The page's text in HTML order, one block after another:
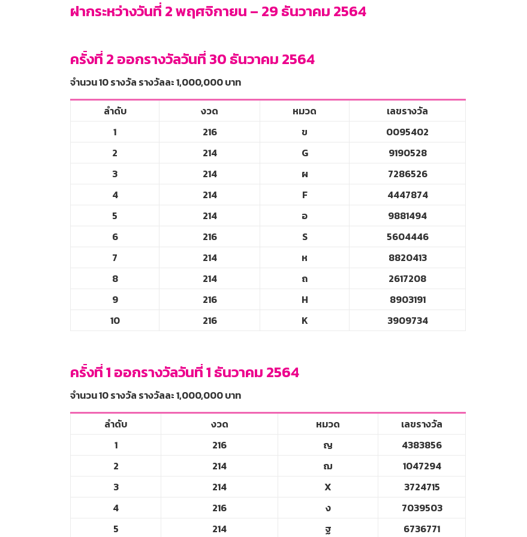
ฝากระหว่างวันที่ 2 พฤศจิกายน – 29 ธันวาคม 2564
ครั้งที่ 2 ออกรางวัลวันที่ 30 ธันวาคม 2564
จำนวน 10 รางวัล รางวัลละ 1,000,000 บาท
ลำดับ
งวด หมวด
เลขรางวัล
1
216 ข
0095402
2
214 G
9190528
3
214 ผ
7286526
4
214 F
4447874
5
214 อ
9881494
6
216 S
5604446
7
214 ห
8820413
8
214 ถ
2617208
9
216 H
8903191
10
216 K 3909734
ครั้งที่1 ออกรางวัลวันที่ 1 ธันวาคม 2564
จำนวน 10 รางวัล รางวัลละ 1,000,000 บาท
ลำดับ
งวด หมวด
เลขรางวัล
1
216 ญ
4383856
2
214 ฌ
1047294
3
214 X
3724715
4
216 ง
7039503
5
214 ฐ
6736771